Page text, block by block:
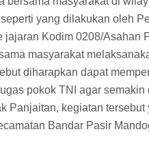
yang dilakukan oleh
jajaran Kodim 0208/Asahan
masyarakat
diharapkan dapat
pokok TNI agar
Panjaitan, kegiatan
Bandar Pasir